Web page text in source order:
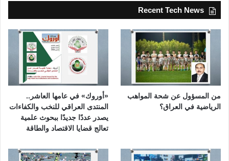
Recent Tech News
من المسؤول عن شحة المواهب
الرياضية في العراق؟
«أوروك» في عامها العاشر..
المنتدى العراقي للنخب والكفاءات
يصدر عددًا جديدًا ببحوث علمية
تعالج قضايا الاقتصاد والطاقة